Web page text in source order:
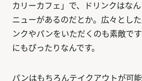
カリーカフェ」で、ドリンクはな
ニューがあるのだとか。広々とし
ンクやパンをいただくのも素敵で
にもぴったりなんです。
パンはもちろんテイクアウトが可